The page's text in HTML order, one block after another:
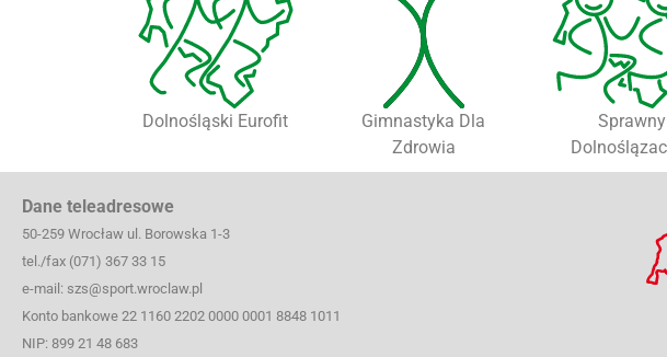
Dolnośląski Eurofit
Gimnastyka Dla
Zdrowia
Sprawny
Dane teleadresowe
50-259 Wrocław ul. Borowska 1-3
tel./fax (071) 367 33 15
e-mail: szs@sport.wroclaw.pl
Konto bankowe 22 1160 2202 0000 0001 8848 1011
NIP: 899 21 48 683